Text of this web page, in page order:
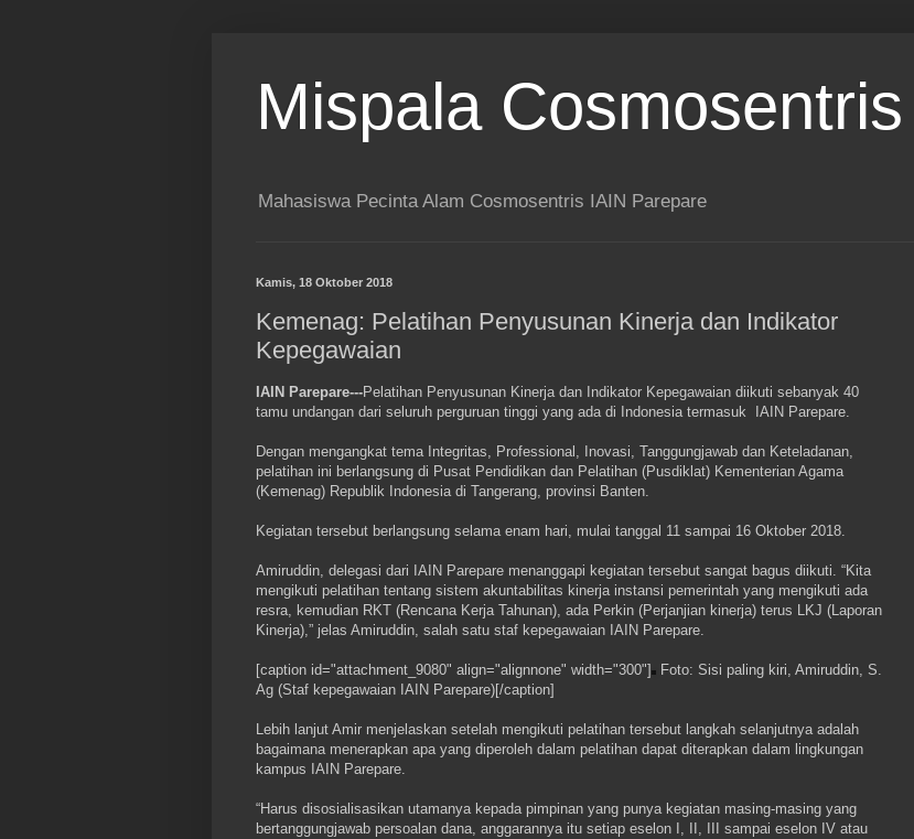
Mispala Cosmosentris
Mahasiswa Pecinta Alam Cosmosentris IAIN Parepare
Kamis, 18 Oktober 2018
Kemenag: Pelatihan Penyusunan Kinerja dan Indikator
Kepegawaian
IAIN Parepare---Pelatihan Penyusunan Kinerja dan Indikator Kepegawaian diikuti sebanyak 40
tamu undangan dari seluruh perguruan tinggi yang ada di Indonesia termasuk IAIN Parepare.
Dengan mengangkat tema Integritas, Professional, Inovasi, Tanggungjawab dan Keteladanan,
pelatihan ini berlangsung di Pusat Pendidikan dan Pelatihan (Pusdiklat) Kementerian Agama
(Kemenag) Republik Indonesia di Tangerang, provinsi Banten.
Kegiatan tersebut berlangsung selama enam hari, mulai tanggal 11 sampai 16 Oktober 2018.
Amiruddin, delegasi dari IAIN Parepare menanggapi kegiatan tersebut sangat bagus diikuti. “Kita
mengikuti pelatihan tentang sistem akuntabilitas kinerja instansi pemerintah yang mengikuti ada
resra, kemudian RKT (Rencana Kerja Tahunan), ada Perkin (Perjanjian kinerja) terus LKJ (Laporan
Kinerja),” jelas Amiruddin, salah satu staf kepegawaian IAIN Parepare.
[caption id="attachment_9080" align="alignnone" width="300"]
Foto: Sisi paling kiri, Amiruddin, S.
Ag (Staf kepegawaian IAIN Parepare)[/caption]
Lebih lanjut Amir menjelaskan setelah mengikuti pelatihan tersebut langkah selanjutnya adalah
bagaimana menerapkan apa yang diperoleh dalam pelatihan dapat diterapkan dalam lingkungan
kampus IAIN Parepare.
“Harus disosialisasikan utamanya kepada pimpinan yang punya kegiatan masing-masing yang
bertanggungjawab persoalan dana, anggarannya itu setiap eselon I, II, III sampai eselon IV atau